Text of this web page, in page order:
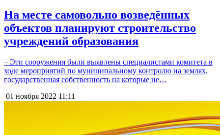
На месте самовольно возведённых
объектов планируют строительство
учреждений образования
– Эти сооружения были выявлены специалистами комитета в
ходе мероприятий по муниципальному контролю на землях,
государственная собственность на которые не…
01 ноября 2022 11:11